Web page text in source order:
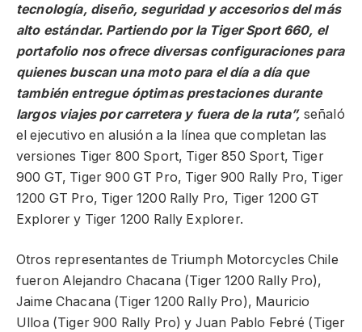
tecnología, diseño, seguridad y accesorios del más
alto estándar. Partiendo por la Tiger Sport 660, el
portafolio nos ofrece diversas configuraciones para
quienes buscan una moto para el día a día que
también entregue óptimas prestaciones durante
largos viajes por carretera y fuera de la ruta”, señaló
el ejecutivo en alusión a la línea que completan las
versiones Tiger 800 Sport, Tiger 850 Sport, Tiger
900 GT, Tiger 900 GT Pro, Tiger 900 Rally Pro, Tiger
1200 GT Pro, Tiger 1200 Rally Pro, Tiger 1200 GT
Explorer y Tiger 1200 Rally Explorer.
Otros representantes de Triumph Motorcycles Chile
fueron Alejandro Chacana (Tiger 1200 Rally Pro),
Jaime Chacana (Tiger 1200 Rally Pro), Mauricio
Ulloa (Tiger 900 Rally Pro) y Juan Pablo Febré (Tiger